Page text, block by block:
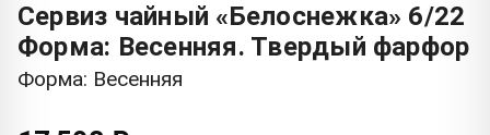
Сервиз чайный «Белоснежка» 6/22
Форма: Весенняя. Твердый фарфор
Форма: Весенняя